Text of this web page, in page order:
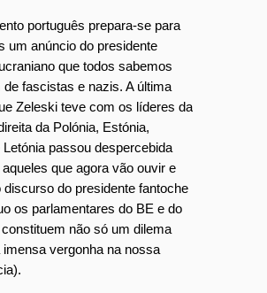
português prepara-se para
um anúncio do presidente
que todos sabemos
de fascistas e nazis. A última
Zeleski teve com os líderes da
da Polónia, Estónia,
Letónia passou despercebida
que agora vão ouvir e
discurso do presidente fantoche
os parlamentares do BE e do
não só um dilema
vergonha na nossa